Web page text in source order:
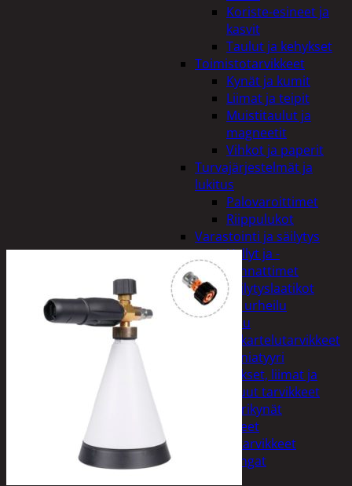
Koriste-esineet ja
kasvit
Taulut ja kehykset
Toimistotarvikkeet
Kynät ja kumit
Liimat ja teipit
Muistitaulut ja
magneetit
Vihkot ja paperit
Turvajärjestelmät ja
lukitus
Palovaroittimet
Riippulukot
Varastointi ja säilytys
Hyllyt ja -
kannattimet
Säilytyslaatikot
Vapaa-aika ja urheilu
Askartelu
Askartelutarvikkeet
Miniatyyri
Sakset, liimat ja
muut tarvikkeet
Värikynät
Harrasteet
Käsityötarvikkeet
Langat